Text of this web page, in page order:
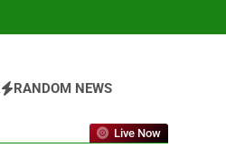
RANDOM NEWS
Live Now